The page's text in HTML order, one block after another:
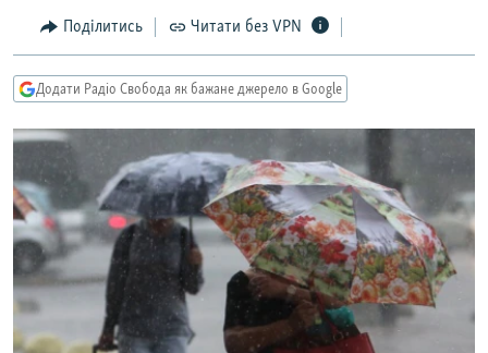
навігації
Перейти
до
ЕКОНОМІКА
КУЛЬТУРА
СПОРТ
УКРАЇНА
СВІТ
РОСІЙСЬКА «ФІЛЬТРАЦІЯ»
КРИМ.РЕАЛІЇ
ТИ ЯК?
СХЕМИ
КИТАЙ.ВИКЛИКИ
МУЛЬТИМЕДІА
ФОТО
СПЕЦПРОЄКТИ
Поділитись Читати без VPN
Додати Радіо Свобода як бажане джерело в Google